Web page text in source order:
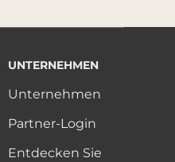
UNTERNEHMEN
Unternehmen
Partner-Login
Entdecken Sie